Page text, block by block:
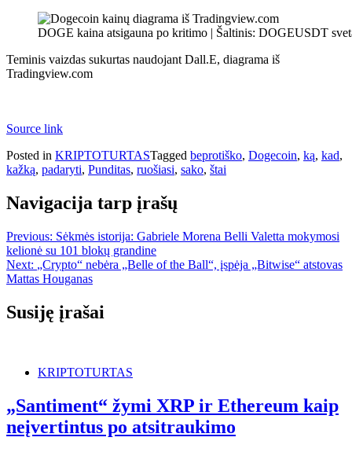
DOGE kaina atsigauna po kritimo | Šaltinis: DOGEUSDT
Teminis vaizdas sukurtas naudojant Dall.E, diagrama iš
Tradingview.com
Source link
Posted in KRIPTOTURTASTagged beprotiško, Dogecoin, ką, kad,
kažką, padaryti, Punditas, ruošiasi, sako, štai
Navigacija tarp įrašų
Previous: Sėkmės istorija: Gabriele Morena Belli Valetta mokymosi
kelionė su 101 blokų grandine
Next: „Crypto“ nebėra „Belle of the Ball“, įspėja „Bitwise“ atstovas
Mattas Houganas
Susiję įrašai
KRIPTOTURTAS
„Santiment“ žymi XRP ir Ethereum kaip
neįvertintus po atsitraukimo